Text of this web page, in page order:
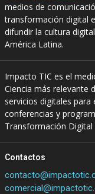
medios de
transformación digital
difundir la cultura
América Latina.
Impacto TIC es el
Ciencia más relevante
servicios digitales
conferencias y
Transformación
Contactos